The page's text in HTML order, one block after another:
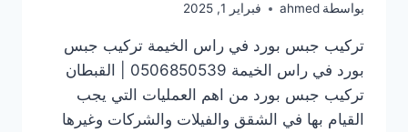
بواسطة ahmed فبراير 1, 2025
تركيب جبس بورد في راس الخيمة تركيب جبس
بورد في راس الخيمة 0506850539 | القبطان
تركيب جبس بورد من اهم العمليات التي يجب
القيام بها في الشقق والفيلات والشركات وغيرها